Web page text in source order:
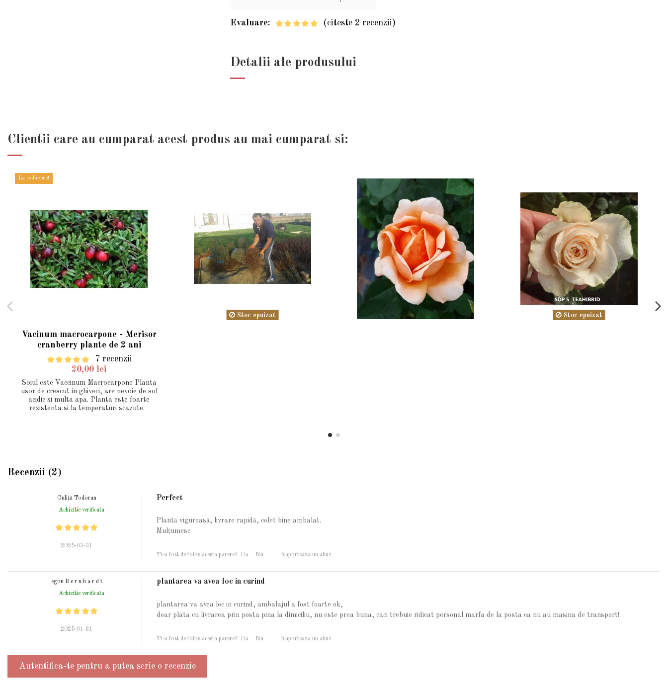
Evaluare: (citeste 2 recenzii)
Detalii ale produsului
Clientii care au cumparat acest produs au mai cumparat si:
La reducere!
Vacinum macrocarpone - Merisor
cranberry plante de 2 ani
7 recenzii
20,00 lei
Soiul este Vaccinum Macrocarpone Planta
usor de crescut in ghiveci, are nevoie de sol
acidic si multa apa. Planta este foarte
rezistenta si la temperaturi scazute.
Stoc epuizat Stoc epuizat
Recenzii (2)
Culiță Todoran
Achizitie verificata
2025-03-31
Perfect
Plantă viguroasă, livrare rapidă, colet bine ambalat.
Mulțumesc
Ti-a fost de folos acesta parere? Da Nu Raporteaza un abuz
egon B e r n h a r d t
Achizitie verificata
2025-01-31
plantarea va avea loc in curind
plantarea va avea loc in curind, ambalajul a fost foarte ok,
doar plata cu livrarea prin posta pina la dimiciliu, nu este prea buna, caci trebuie ridicat personal marfa de la posta ca nu au masina de transport!
Ti-a fost de folos acesta parere? Da Nu Raporteaza un abuz
Autentifica-te pentru a putea scrie o recenzie